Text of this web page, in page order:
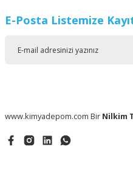
E-Posta Listemize
www.kimyadepom.com Bir Nilkim